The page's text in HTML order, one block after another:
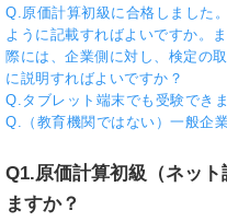
Q.原価計算初級に合格しました
ように記載すればよいですか。
際には、企業側に対し、検定の
に説明すればよいですか？
Q.タブレット端末でも受験でき
Q.（教育機関ではない）一般企
Q1.原価計算初級（ネッ
ますか？